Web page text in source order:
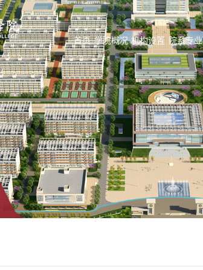
首页 学院概况 机构设置 院系专业